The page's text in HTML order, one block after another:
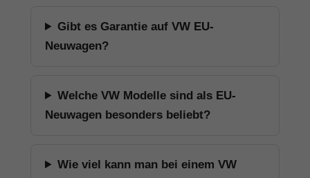
Gibt es Garantie auf VW EU-
Neuwagen?
Welche VW Modelle sind als EU-
Neuwagen besonders beliebt?
Wie viel kann man bei einem VW